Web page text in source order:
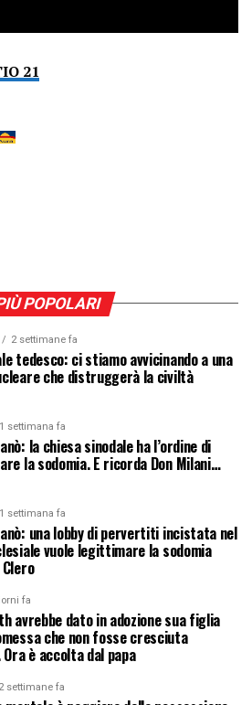
21
POPOLARI
2 settimane fa
tedesco: ci stiamo avvicinando a una
che distruggerà la civiltà
1 settimana fa
la chiesa sinodale ha l’ordine di
la sodomia. E ricorda Don Milani…
1 settimana fa
una lobby di pervertiti incistata nel
vuole legittimare la sodomia
fa
avrebbe dato in adozione sua figlia
che non fosse cresciuta
è accolta dal papa
2 settimane fa